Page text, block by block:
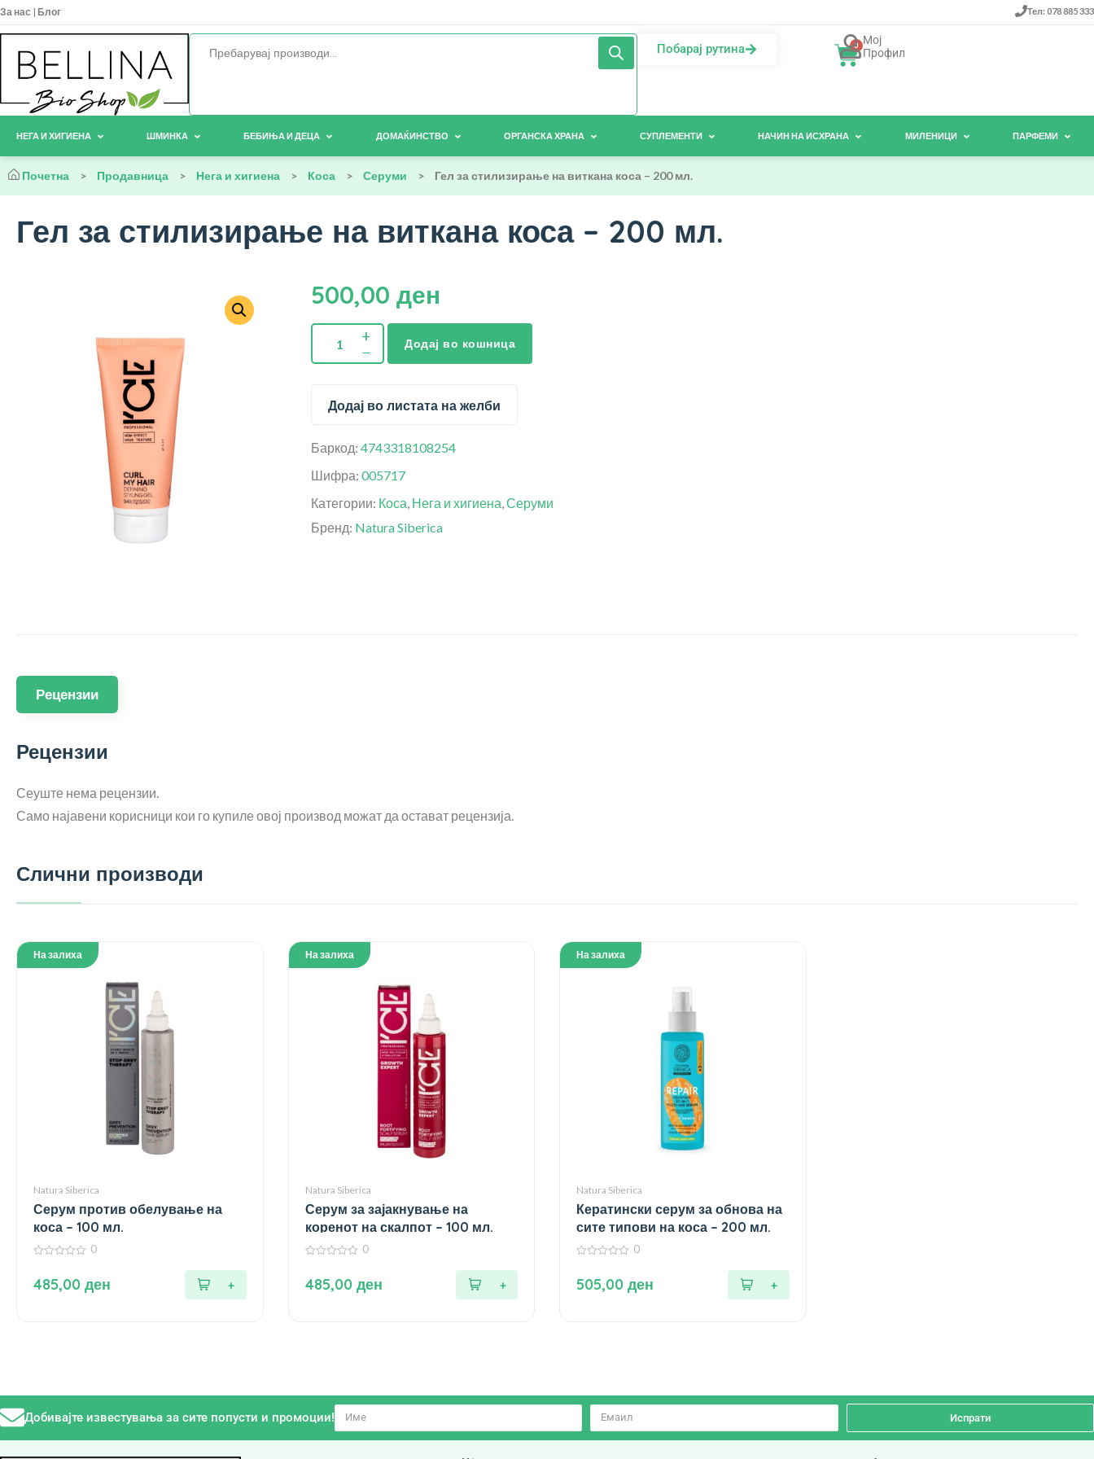
За нас | Блог Тел: 078 885 333
Побарај рутина 0 Мој
Профил
НЕГА И ХИГИЕНА ШМИНКА БЕБИЊА И ДЕЦА ДОМАЌИНСТВО ОРГАНСКА ХРАНА СУПЛЕМЕНТИ НАЧИН НА ИСХРАНА МИЛЕНИЦИ ПАРФЕМИ
Почетна > Продавница > Нега и хигиена > Коса > Серуми > Гел за стилизирање на виткана коса – 200 мл.
Гел за стилизирање на виткана коса – 200 мл.
500,00 ден
Додај во кошница
Додај во листата на желби
Баркод: 4743318108254
Шифра: 005717
Категории: Коса, Нега и хигиена,Серуми
Бренд: Natura Siberica
Рецензии
Рецензии
Сеуште нема рецензии.
Само најавени корисници кои го купиле овој производ можат да остават рецензија.
Слични производи
На залиха
Natura Siberica
Серум против обелување на
коса – 100 мл.
5
0
485,00 ден
На залиха
Natura Siberica
Серум за зајакнување на
коренот на скалпот – 100 мл.
5
0
485,00 ден
На залиха
Natura Siberica
Кератински серум за обнова на
сите типови на коса – 200 мл.
5
0
505,00 ден
Добивајте известувања за сите попусти и промоции! Испрати